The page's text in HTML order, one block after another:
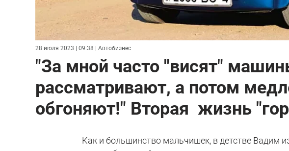
28 июля 2023 | 09:38 | Автобизнес
"За мной часто "висят"
рассматривают, а потом
обгоняют!" Вторая жизнь
Как и большинство мальчишек, в детстве Вадим